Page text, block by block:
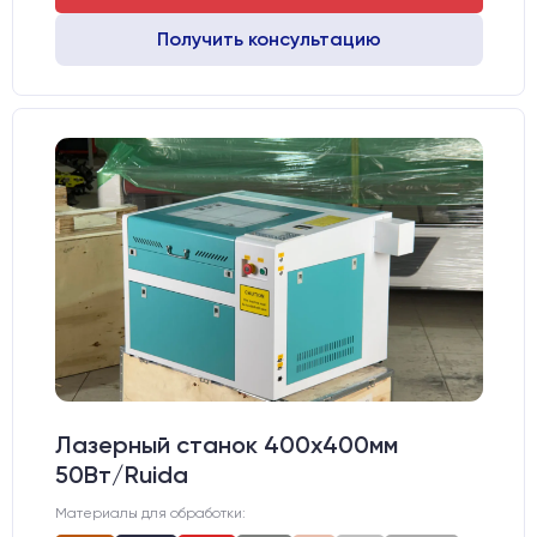
Получить консультацию
Лазерный станок 400х400мм
50Вт/Ruida
Материалы для обработки: